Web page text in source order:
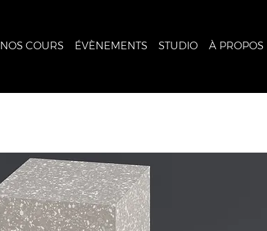
NOS COURS ÉVÈNEMENTS STUDIO À PROPOS